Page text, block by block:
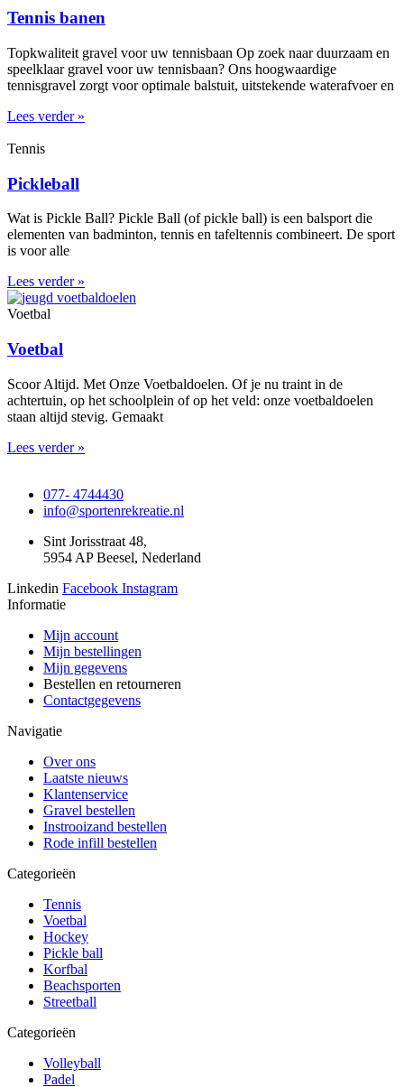
Tennis banen
Topkwaliteit gravel voor uw tennisbaan Op zoek naar duurzaam en
speelklaar gravel voor uw tennisbaan? Ons hoogwaardige
tennisgravel zorgt voor optimale balstuit, uitstekende waterafvoer en
Lees verder »
Tennis
Pickleball
Wat is Pickle Ball? Pickle Ball (of pickle ball) is een balsport die
elementen van badminton, tennis en tafeltennis combineert. De sport
is voor alle
Lees verder »
Voetbal
Voetbal
Scoor Altijd. Met Onze Voetbaldoelen. Of je nu traint in de
achtertuin, op het schoolplein of op het veld: onze voetbaldoelen
staan altijd stevig. Gemaakt
Lees verder »
077- 4744430
info@sportenrekreatie.nl
Sint Jorisstraat 48,
5954 AP Beesel, Nederland
Linkedin Facebook Instagram
Informatie
Mijn account
Mijn bestellingen
Mijn gegevens
Bestellen en retourneren
Contactgegevens
Navigatie
Over ons
Laatste nieuws
Klantenservice
Gravel bestellen
Instrooizand bestellen
Rode infill bestellen
Categorieën
Tennis
Voetbal
Hockey
Pickle ball
Korfbal
Beachsporten
Streetball
Categorieën
Volleyball
Padel